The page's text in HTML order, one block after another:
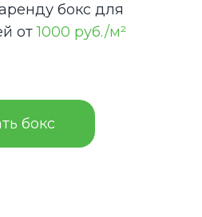
бокс для
от1000 руб./м²
бокс